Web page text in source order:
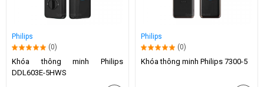
Philips
(0)
Khóa thông minh Philips
DDL603E-5HWS
Philips
(0)
Khóa thông minh Philips 7300-5